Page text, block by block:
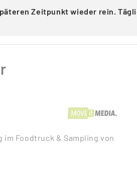
Zeitpunkt wieder rein.
im Foodtruck & Sampling von